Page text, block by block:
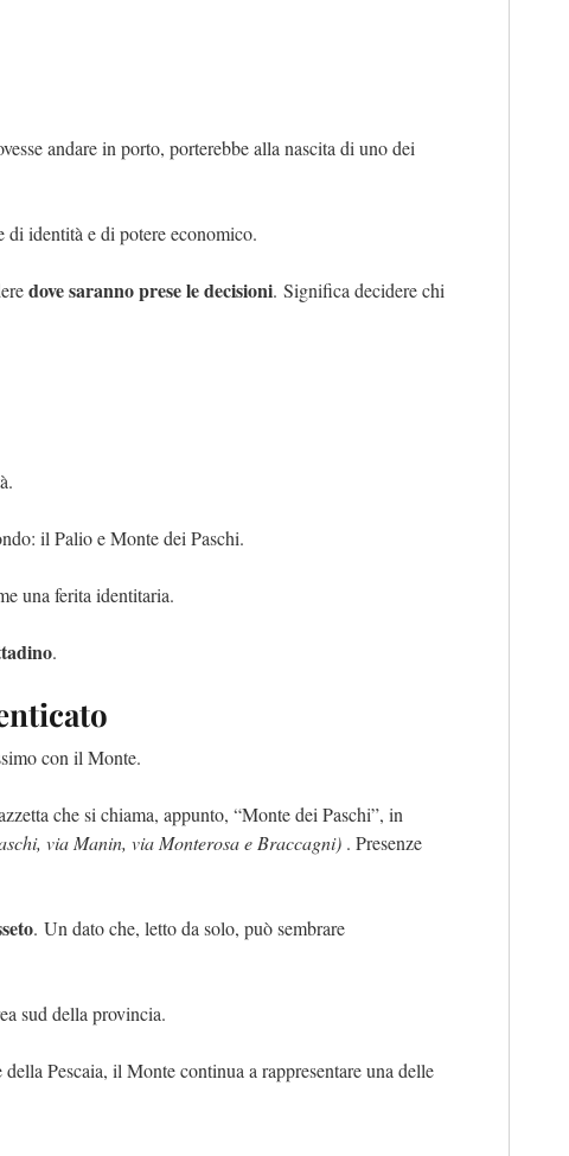
andare in porto, porterebbe alla nascita di uno dei
identità e di potere economico.
dove saranno prese le decisioni. Significa decidere chi
il Palio e Monte dei Paschi.
una ferita identitaria.
.
con il Monte.
che si chiama, appunto, “Monte dei Paschi”, in
via Manin, via Monterosa e Braccagni) . Presenze
. Un dato che, letto da solo, può sembrare
sud della provincia.
Pescaia, il Monte continua a rappresentare una delle